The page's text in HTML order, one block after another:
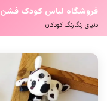
فروشگاه لباس کودک فشن
دنیای رنگارنگ کودکان